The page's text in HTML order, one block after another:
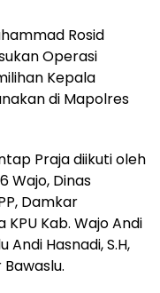
Rosid
Operasi
Kepala
di Mapolres
Praja diikuti oleh
Wajo, Dinas
Damkar
KPU Kab. Wajo Andi
Hasnadi, S.H,